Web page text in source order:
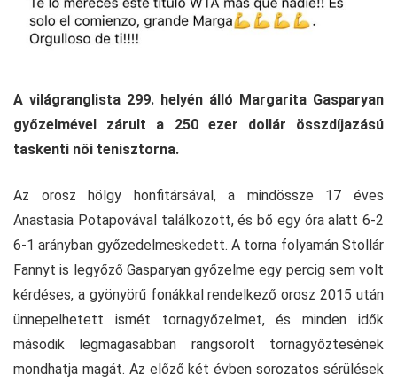
A világranglista 299. helyén álló Margarita Gasparyan
győzelmével zárult a 250 ezer dollár összdíjazású
taskenti női tenisztorna.
Az orosz hölgy honfitársával, a mindössze 17 éves
Anastasia Potapovával találkozott, és bő egy óra alatt 6-2
6-1 arányban győzedelmeskedett. A torna folyamán Stollár
Fannyt is legyőző Gasparyan győzelme egy percig sem volt
kérdéses, a gyönyörű fonákkal rendelkező orosz 2015 után
ünnepelhetett ismét tornagyőzelmet, és minden idők
második legmagasabban rangsorolt tornagyőztesének
mondhatja magát. Az előző két évben sorozatos sérülések